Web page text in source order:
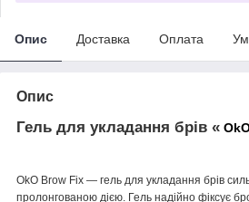
Опис Доставка Оплата
Опис
Гель для укладання брів «
OkO Brow Fix — гель для укладання брів
пролонгованою дією. Гель надійно фіксує